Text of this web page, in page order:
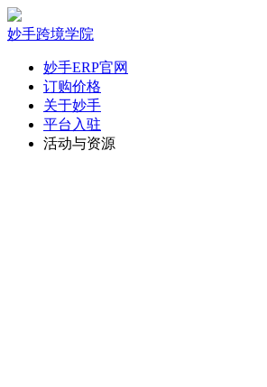
妙手跨境学院
妙手ERP官网
订购价格
关于妙手
平台入驻
活动与资源